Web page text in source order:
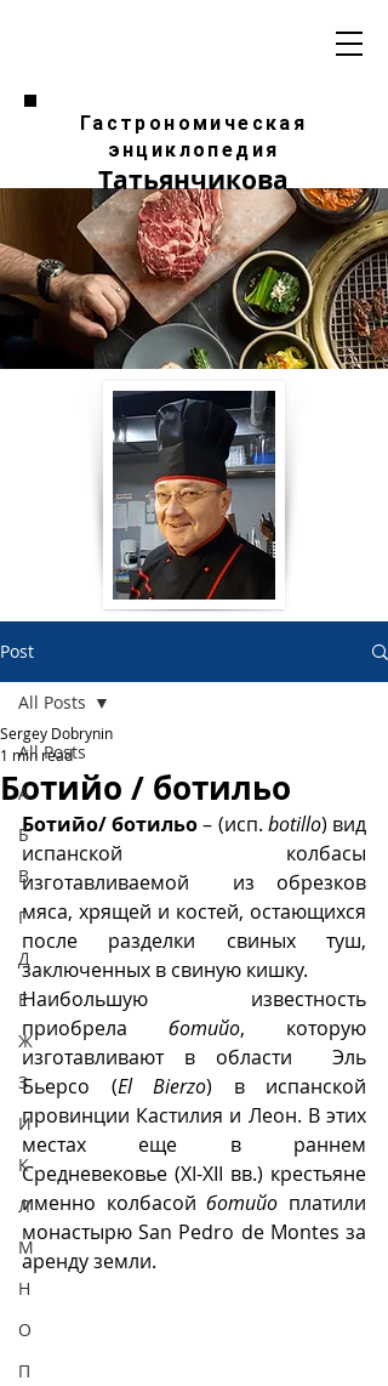
Гастрономическая
энциклопедия
Татьянчикова
Post
All Posts
А
Б
В
Г
Д
Е
Ж
З
И
К
Л
М
Н
О
П
All Posts
Ботийо / ботильо
Sergey Dobrynin
1 min read
Ботийо/ ботильо – (исп. botillo) вид
испанской колбасы
изготавливаемой  из обрезков
мяса, хрящей и костей, остающихся
после разделки свиных туш,
заключенных в свиную кишку.
Наибольшую известность
приобрела ботийо, которую
изготавливают в области  Эль
Бьерсо (El Bierzo) в испанской
провинции Кастилия и Леон. В этих
местах еще в раннем
Средневековье (XI-XII вв.) крестьяне
именно колбасой ботийо платили
монастырю San Pedro de Montes за
аренду земли.